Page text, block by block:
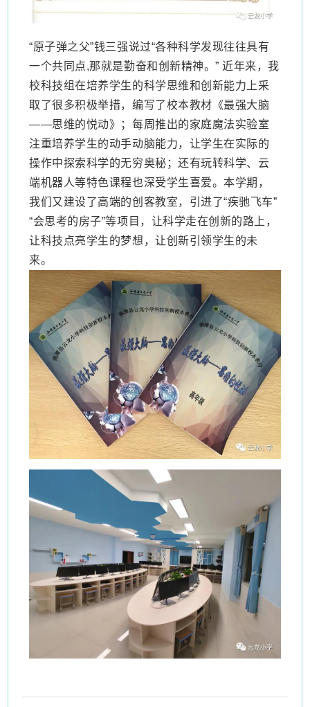
“原子弹之父”钱三强说过“各种科学发现往往具有
一个共同点,那就是勤奋和创新精神。” 近年来，我
校科技组在培养学生的科学思维和创新能力上采
取了很多积极举措，编写了校本教材《最强大脑
——思维的悦动》；每周推出的家庭魔法实验室
注重培养学生的动手动脑能力，让学生在实际的
操作中探索科学的无穷奥秘；还有玩转科学、云
端机器人等特色课程也深受学生喜爱。本学期，
我们又建设了高端的创客教室，引进了“疾驰飞车”
“会思考的房子”等项目，让科学走在创新的路上，
让科技点亮学生的梦想，让创新引领学生的未
来。